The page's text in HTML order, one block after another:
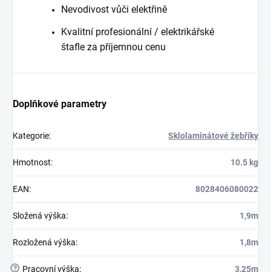
Nevodivost vůči elektřině
Kvalitní profesionální / elektrikářské
štafle za příjemnou cenu
Doplňkové parametry
Kategorie: Sklolaminátové žebříky
Hmotnost: 10.5 kg
EAN: 8028406080022
Složená výška: 1,9m
Rozložená výška: 1,8m
? Pracovní výška: 3,25m